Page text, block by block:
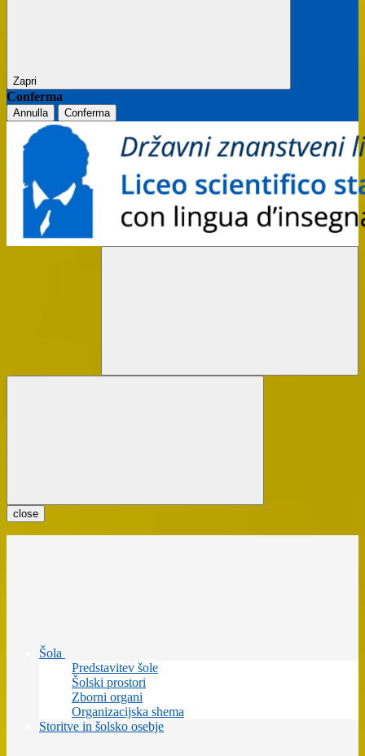
Zapri
Conferma
Annulla Conferma
close
Šola
Predstavitev šole
Šolski prostori
Zborni organi
Organizacijska shema
Storitve in šolsko osebje